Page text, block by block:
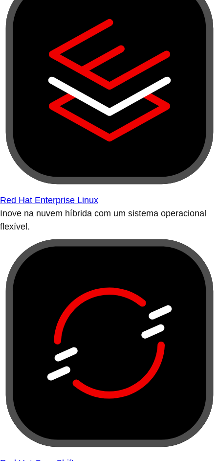
Red Hat Enterprise Linux
Inove na nuvem híbrida com um sistema operacional
flexível.